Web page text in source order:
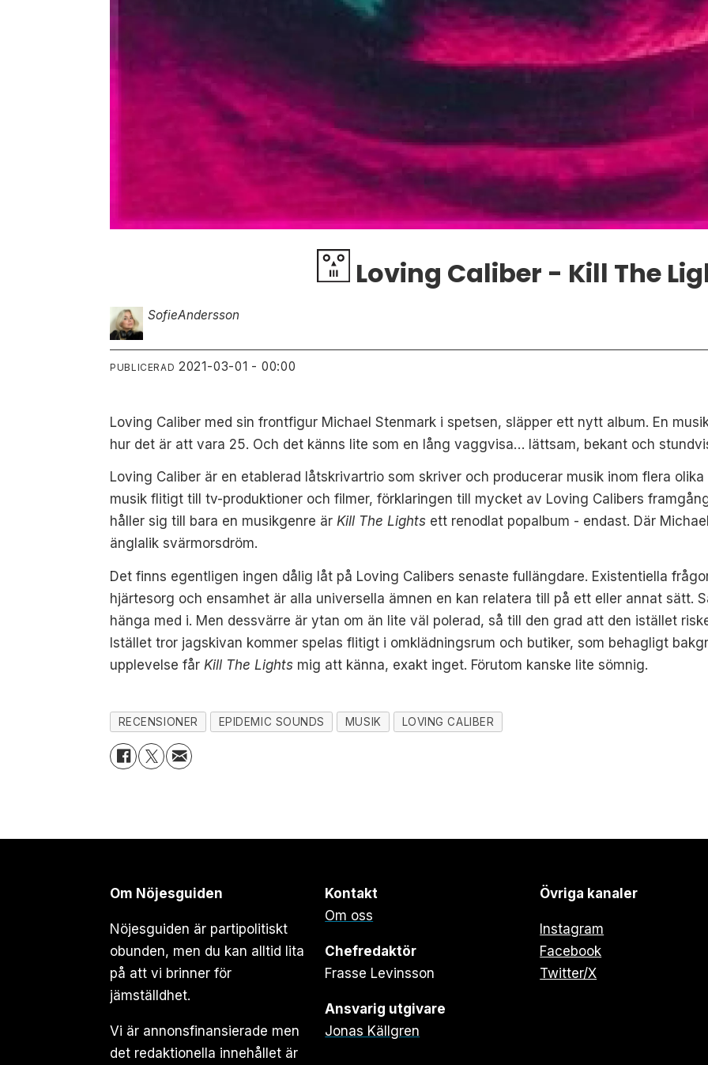
Loving Caliber - Kill The
SofieAndersson
PUBLICERAD 2021-03-01 - 00:00
Loving Caliber med sin frontfigur Michael Stenmark i spetsen, släpper ett nytt album. En
hur det är att vara 25. Och det känns lite som en lång vaggvisa… lättsam, bekant och
Loving Caliber är en etablerad låtskrivartrio som skriver och producerar musik inom flera
musik flitigt till tv-produktioner och filmer, förklaringen till mycket av Loving Calibers
håller sig till bara en musikgenre ärKill The Lights ett renodlat popalbum - endast. Där
änglalik svärmorsdröm.
Det finns egentligen ingen dålig låt på Loving Calibers senaste fullängdare. Existentiella
hjärtesorg och ensamhet är alla universella ämnen en kan relatera till på ett eller annat sätt.
hänga med i. Men dessvärre är ytan om än lite väl polerad, så till den grad att den istället
Istället tror jagskivan kommer spelas flitigt i omklädningsrum och butiker, som behagligt
upplevelse får Kill The Lights mig att känna, exakt inget. Förutom kanske lite sömnig.
RECENSIONER EPIDEMIC SOUNDS MUSIK LOVING CALIBER
Om Nöjesguiden
Nöjesguiden är partipolitiskt
obunden, men du kan alltid lita
på att vi brinner för
jämställdhet.
Vi är annonsfinansierade men
det redaktionella innehållet är
Kontakt
Om oss
Chefredaktör
Frasse Levinsson
Ansvarig utgivare
Jonas Källgren
Övriga kanaler
Instagram
Facebook
Twitter/X